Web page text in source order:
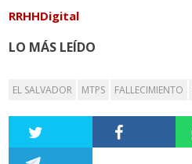
RRHHDigital
LO MÁS LEÍDO
EL SALVADOR MTPS FALLECIMIENTO